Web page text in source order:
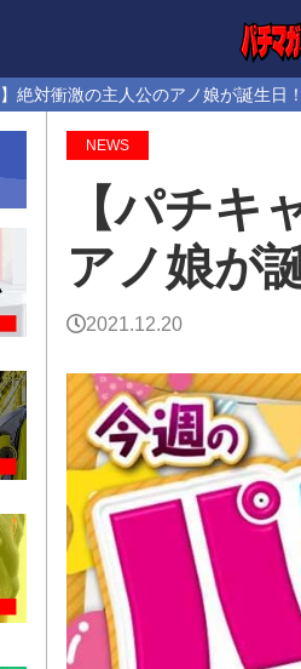
絶対衝激の主人公のアノ娘が誕生日
NEWS
【パチキ
アノ娘が
2021.12.20